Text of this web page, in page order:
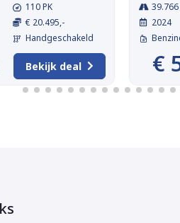
110 PK
€ 20.495,-
Handgeschakeld
Bekijk deal
2024
€